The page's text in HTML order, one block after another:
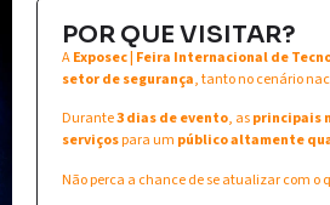
POR QUE VISITAR?
AExposec | Feira Internacional de
setor de segurança, tanto no cenário
Durante3 dias de evento, asprincipais
serviçospara um público altamente
Não perca a chance de se atualizar com